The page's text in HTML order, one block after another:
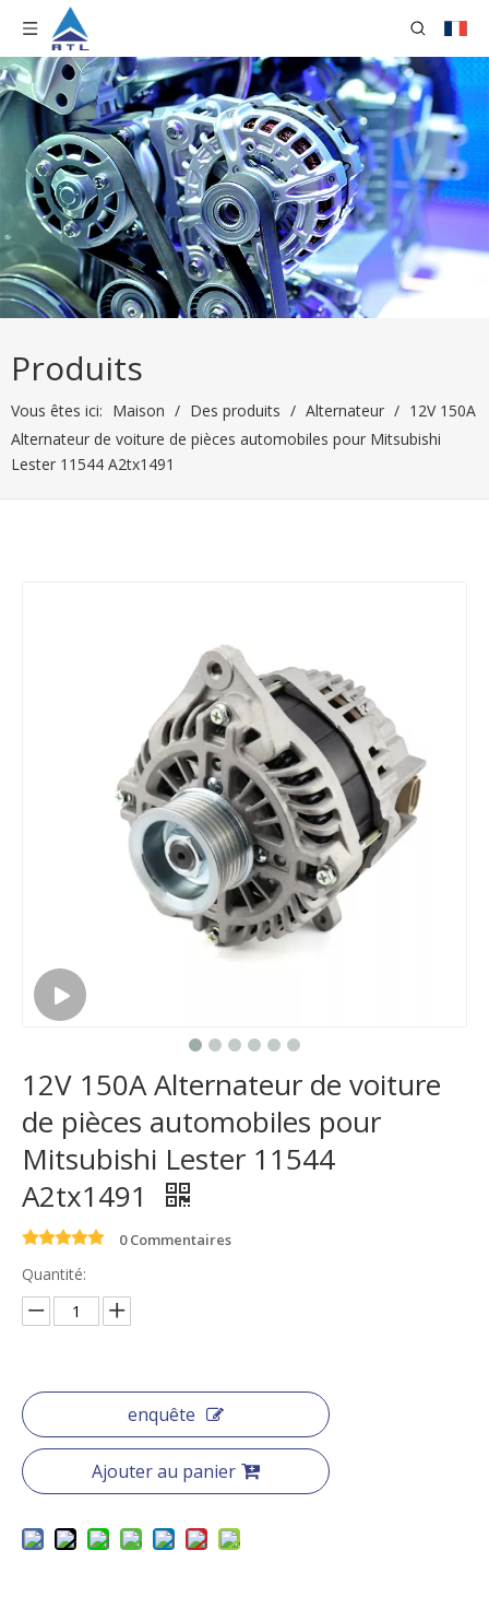
Produits
Vous êtes ici: Maison / Des produits / Alternateur / 12V 150A
Alternateur de voiture de pièces automobiles pour Mitsubishi
Lester 11544 A2tx1491
12V 150A Alternateur de voiture
de pièces automobiles pour
Mitsubishi Lester 11544
A2tx1491
0 Commentaires
Quantité:
enquête
Ajouter au panier